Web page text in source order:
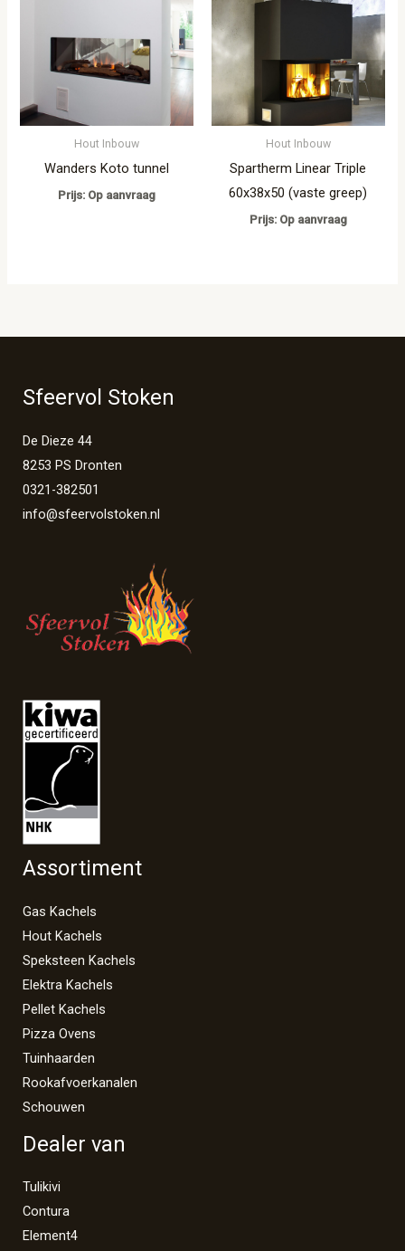
Hout Inbouw
Wanders Koto tunnel
Prijs: Op aanvraag
Hout Inbouw
Spartherm Linear Triple
60x38x50 (vaste greep)
Prijs: Op aanvraag
Sfeervol Stoken
De Dieze 44
8253 PS Dronten
0321-382501
info@sfeervolstoken.nl
Assortiment
Gas Kachels
Hout Kachels
Speksteen Kachels
Elektra Kachels
Pellet Kachels
Pizza Ovens
Tuinhaarden
Rookafvoerkanalen
Schouwen
Dealer van
Tulikivi
Contura
Element4